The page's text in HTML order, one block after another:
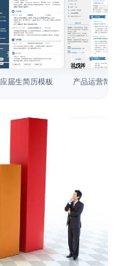
查看模板
应届生简历模板
查看模板
产品运营简